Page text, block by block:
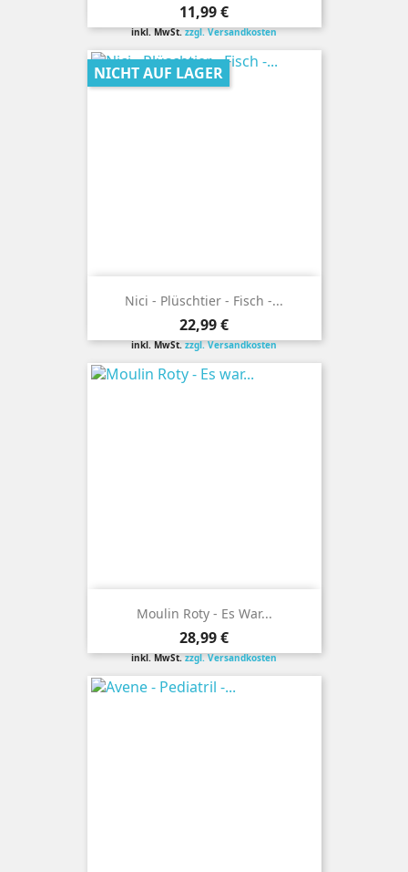
Preis
11,99 €
inkl. MwSt.zzgl. Versandkosten
Nici - Plüschtier - Fisch -...
Preis
22,99 €
inkl. MwSt.zzgl. Versandkosten
NICHT AUF LAGER
Moulin Roty - Es War...
Preis
28,99 €
inkl. MwSt.zzgl. Versandkosten